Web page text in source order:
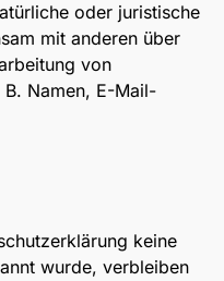
oder juristische
mit anderen über
von
Namen, E-Mail-
keine
wurde, verbleiben